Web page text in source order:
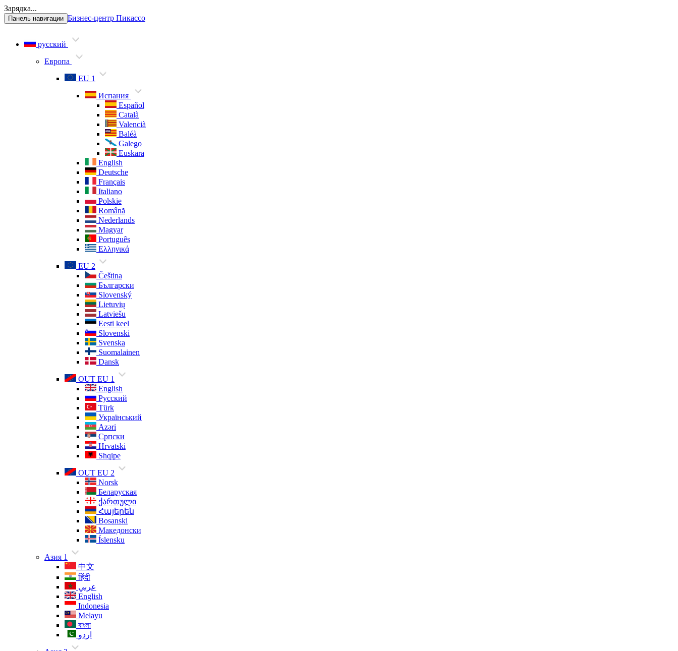
Зарядка...
Панель навигации Бизнес-центр Пикассо
русский
Европа
EU 1
Испания
Español
Català
Valencià
Baléà
Galego
Euskara
English
Deutsche
Français
Italiano
Polskie
Română
Nederlands
Magyar
Português
Ελληνικά
EU 2
Čeština
Български
Slovenský
Lietuvių
Latviešu
Eesti keel
Slovenski
Svenska
Suomalainen
Dansk
OUT EU 1
English
Русский
Türk
Український
Azəri
Српски
Hrvatski
Shqipe
OUT EU 2
Norsk
Беларуская
ქართული
Հայերեն
Bosanski
Македонски
Íslensku
Азия 1
中文
हिंदी
عربي
English
Indonesia
Melayu
বাংলা
اردو